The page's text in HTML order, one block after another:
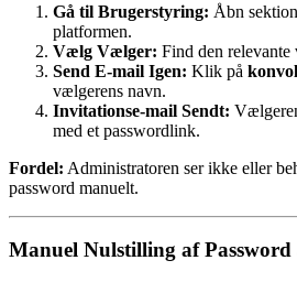
Gå til Brugerstyring: Åbn
platformen.
Vælg Vælger: Find den
Send E-mail Igen: Klik på
vælgerens navn.
Invitationse-mail Sendt:
med et passwordlink.
Fordel: Administratoren ser ikke eller
password manuelt.
Manuel Nulstilling af